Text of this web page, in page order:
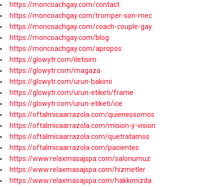
https://moncoachgay.com/contact
https://moncoachgay.com/tromper-son-mec
https://moncoachgay.com/coach-couple-gay
https://moncoachgay.com/blog
https://moncoachgay.com/apropos
https://glowytr.com/iletisim
https://glowytr.com/magaza
https://glowytr.com/urun-bakimi
https://glowytr.com/urun-etiketi/frame
https://glowytr.com/urun-etiketi/ice
https://oftalmicaarrazola.com/quienessomos
https://oftalmicaarrazola.com/mision-y-vision
https://oftalmicaarrazola.com/quetratamos
https://oftalmicaarrazola.com/pacientes
https://www.relaxmasajspa.com/salonumuz
https://www.relaxmasajspa.com/hizmetler
https://www.relaxmasajspa.com/hakkimizda